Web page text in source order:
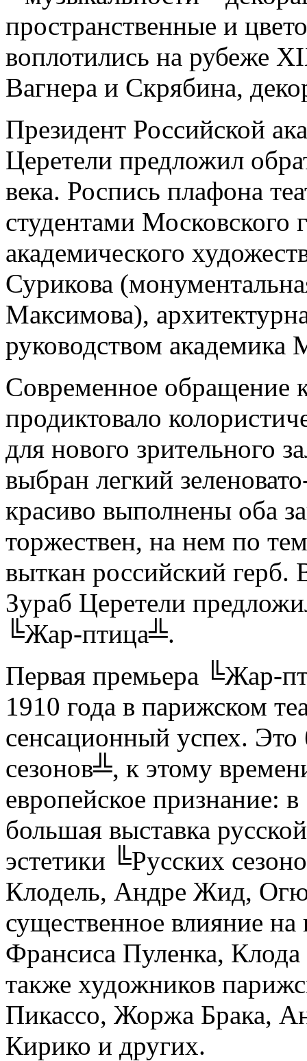
пространственные и
воплотились на рубеже
Вагнера и Скрябина,
Президент Российской
Церетели предложил
века. Роспись плафона
студентами Московского
академического
Сурикова
Максимова),
руководством
Современное обращение
продиктовало
для нового зрительного
выбран легкий
красиво выполнены оба
торжествен, на нем по
выткан российский герб.
Зураб Церетели
╚Жар-птица╩.
Первая премьера ╚Жар-
1910 года в парижском
сенсационный успех.
сезонов╩, к этому
европейское признание:
большая выставка
эстетики ╚Русских
Клодель, Андре Жид,
существенное влияние
Франсиса Пуленка,
также художников
Пикассо, Жоржа Брака,
Кирико и других.